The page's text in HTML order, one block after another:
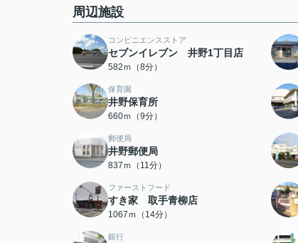
周辺施設
コンビニエンスストア
セブンイレブン 井野1丁目店
582ｍ（8分）
保育園
井野保育所
660ｍ（9分）
郵便局
井野郵便局
837ｍ（11分）
ファーストフード
すき家 取手青柳店
1067ｍ（14分）
銀行